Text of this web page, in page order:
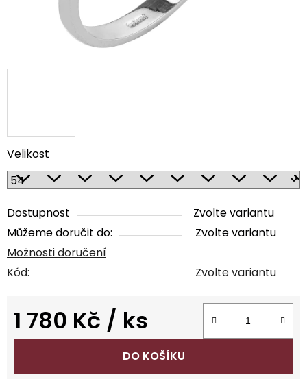
Velikost
Dostupnost
Zvolte variantu
Můžeme doručit do:
Zvolte variantu
Možnosti doručení
Kód:
Zvolte variantu
1 780 Kč / ks
Měrná cena:
DO KOŠÍKU